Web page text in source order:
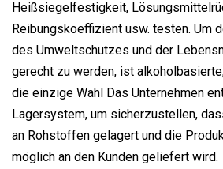
Heißsiegelfestigkeit,
Reibungskoeffizient usw. testen. Um
des Umweltschutzes und der
gerecht zu werden, ist
die einzige Wahl Das Unternehmen
Lagersystem, um sicherzustellen,
an Rohstoffen gelagert und die
möglich an den Kunden geliefert wird.